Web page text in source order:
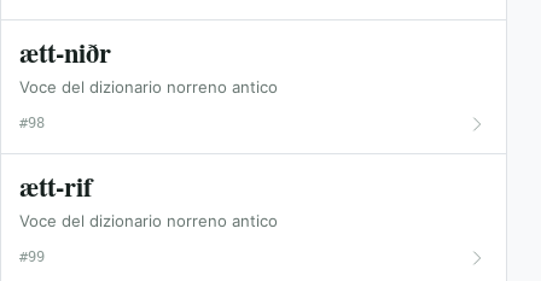
ætt-niðr
Voce del dizionario norreno antico
#98
ætt-rif
Voce del dizionario norreno antico
#99